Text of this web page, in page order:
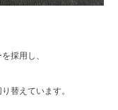
採用し、
替えています。